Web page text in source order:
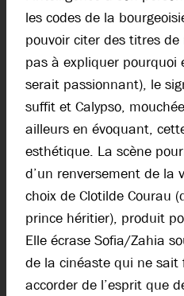
les codes de la
pouvoir citer des titres
pas à expliquer pourquoi
serait passionnant), le
suffit et Calypso,
ailleurs en évoquant,
esthétique. La scène
d’un renversement de la
choix de Clotilde Courau
prince héritier), produit
Elle écrase Sofia/Zahia
de la cinéaste qui ne
accorder de l’esprit que